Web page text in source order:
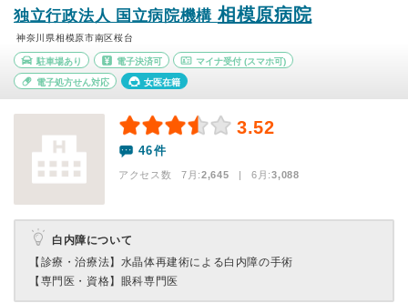
独立行政法人 国立病院機構 相模原病院
神奈川県相模原市南区桜台
駐車場あり 電子決済可 マイナ受付 (スマホ可)
電子処方せん対応 女医在籍
3.52
46件
アクセス数 7月:2,645 | 6月:3,088
白内障について
【診療・治療法】 水晶体再建術による白内障の手術
【専門医・資格】 眼科専門医